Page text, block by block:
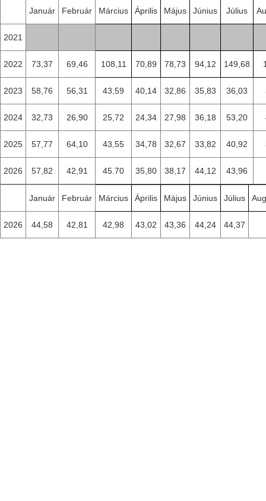
Január Február Március Április Május Június Július
2021
2022 73,37 69,46 108,11 70,89 78,73 94,12 149,68
2023 58,76 56,31 43,59 40,14 32,86 35,83 36,03
2024 32,73 26,90 25,72 24,34 27,98 36,18 53,20
2025 57,77 64,10 43,55 34,78 32,67 33,82 40,92
2026 57,82 42,91 45.70 35,80 38,17 44,12 43,96
Január Február Március Április Május Június Július
2026 44,58 42,81 42,98 43,02 43,36 44,24 44,37